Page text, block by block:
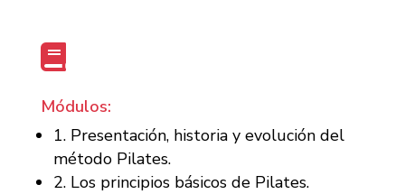

Módulos:
1. Presentación, historia y evolución del
método Pilates.
2. Los principios básicos de Pilates.